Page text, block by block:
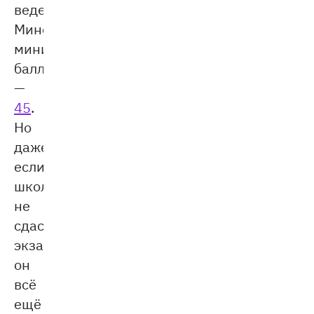
ведении
Минобрнауки,
минимальный
балл
—
45.
Но
даже
если
школьник
не
сдаст
экзамен,
он
всё
ещё